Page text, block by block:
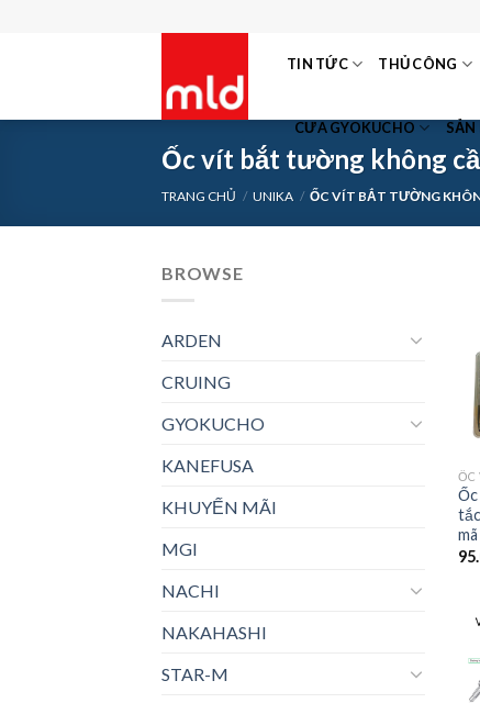
TIN TỨC THỦ CÔNG
CƯA GYOKUCHO SẢN
Ốc vít bắt tường không
TRANG CHỦ / UNIKA / ỐC VÍT BẮT TƯỜNG
BROWSE
ARDEN
CRUING
GYOKUCHO
KANEFUSA
KHUYẾN MÃI
MGI
NACHI
NAKAHASHI
STAR-M